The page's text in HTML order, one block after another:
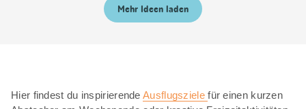
Mehr Ideen laden
Hier findest du inspirierendeAusflugszielefür einen kurzen